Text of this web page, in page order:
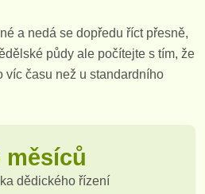
a nedá se dopředu říct přesně,
půdy ale počítejte s tím, že
víc času než u standardního
měsíců
dědického řízení